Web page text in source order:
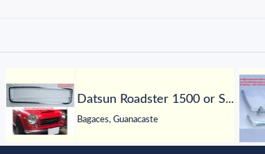
Datsun Roadster 1500 or S...
Bagaces, Guanacaste